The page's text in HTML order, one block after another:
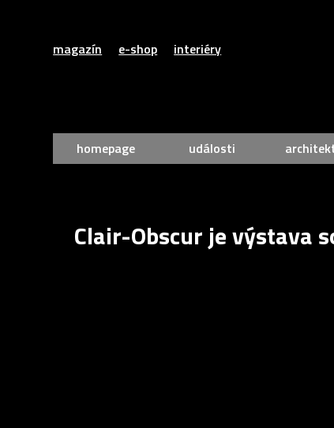
magazín e-shop interiéry
homepage události
Clair-Obscur je výstava